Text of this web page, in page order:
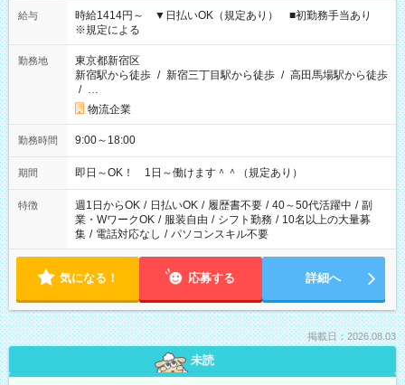
給与
時給1414円～ ▼日払いOK（規定あり） ■初勤務手当あり
※規定による
勤務地
東京都新宿区
新宿駅から徒歩 / 新宿三丁目駅から徒歩 / 高田馬場駅から徒歩
/ …
物流企業
勤務時間 9:00～18:00
期間 即日～OK！ 1日～働けます＾＾（規定あり）
特徴 週1日からOK / 日払いOK / 履歴書不要 / 40～50代活躍中 / 副
業・WワークOK / 服装自由 / シフト勤務 / 10名以上の大量募
集 / 電話対応なし / パソコンスキル不要
気になる！ 応募する 詳細へ
掲載日：2026.08.03
未読